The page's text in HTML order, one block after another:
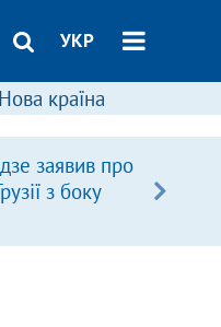
УКР
Нова країна
заявив про
з боку